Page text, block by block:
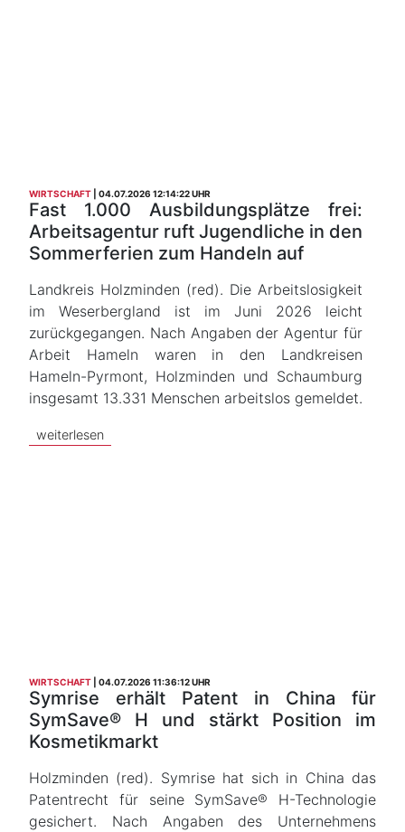
WIRTSCHAFT 04.07.2026 12:14:22 UHR
Fast 1.000 Ausbildungsplätze frei:
Arbeitsagentur ruft Jugendliche in den
Sommerferien zum Handeln auf
Landkreis Holzminden (red). Die Arbeitslosigkeit
im Weserbergland ist im Juni 2026 leicht
zurückgegangen. Nach Angaben der Agentur für
Arbeit Hameln waren in den Landkreisen
Hameln-Pyrmont, Holzminden und Schaumburg
insgesamt 13.331 Menschen arbeitslos gemeldet.
weiterlesen
WIRTSCHAFT 04.07.2026 11:36:12 UHR
Symrise erhält Patent in China für
SymSave® H und stärkt Position im
Kosmetikmarkt
Holzminden (red). Symrise hat sich in China das
Patentrecht für seine SymSave® H-Technologie
gesichert. Nach Angaben des Unternehmens